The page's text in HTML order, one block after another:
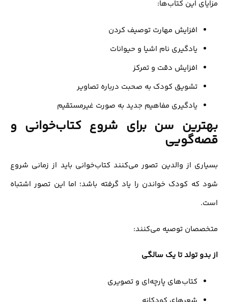
مزایای این کتاب‌ها:
افزایش مهارت توصیف کردن
یادگیری نام اشیا و حیوانات
افزایش دقت و تمرکز
تشویق کودک به صحبت درباره تصاویر
یادگیری مفاهیم جدید به صورت غیرمستقیم
بهترین سن برای شروع کتاب‌خوانی و
قصه‌گویی
بسیاری از والدین تصور می‌کنند کتاب‌خوانی باید از زمانی شروع
شود که کودک خواندن را یاد گرفته باشد؛ اما این تصور اشتباه
است.
متخصصان توصیه می‌کنند:
از بدو تولد تا یک سالگی
کتاب‌های پارچه‌ای و تصویری